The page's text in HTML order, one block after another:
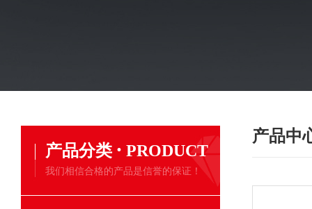
产品分类 · PRODUCT
我们相信合格的产品是信誉的保证！
产品中